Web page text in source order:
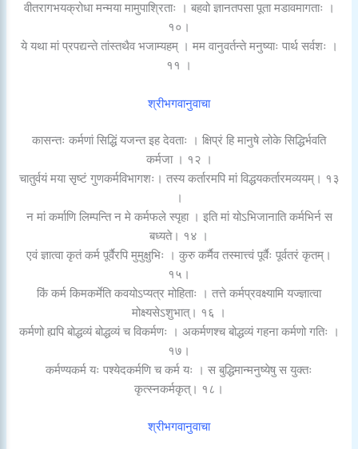
वीतरागभयक्रोधा मन्मया मामुपाश्रिताः । बहवो ज्ञानतपसा पूता मडावमागताः ।
१०।
ये यथा मां प्रपद्यन्ते तांस्तथैव भजाम्यहम् । मम वानुवर्तन्ते मनुष्याः पार्थ सर्वशः ।
११ ।
श्रीभगवानुवाचा
कासन्तः कर्मणां सिद्धिं यजन्त इह देवताः । क्षिप्रं हि मानुषे लोके सिद्धिर्भवति
कर्मजा । १२ ।
चातुर्वयं मया सृष्टं गुणकर्मविभागशः। तस्य कर्तारमपि मां विद्धयकर्तारमव्ययम्। १३
।
न मां कर्माणि लिम्पन्ति न मे कर्मफले स्पृहा । इति मां योऽभिजानाति कर्मभिर्न स
बध्यते। १४ ।
एवं ज्ञात्वा कृतं कर्म पूर्वैरपि मुमुक्षुभिः । कुरु कर्मैव तस्मात्त्वं पूर्वैः पूर्वतरं कृतम्।
१५।
किं कर्म किमकर्मेति कवयोऽप्यत्र मोहिताः । तत्ते कर्मप्रवक्ष्यामि यज्ज्ञात्वा
मोक्ष्यसेऽशुभात्। १६ ।
कर्मणो ह्यपि बोद्धव्यं बोद्धव्यं च विकर्मणः । अकर्मणश्च बोद्धव्यं गहना कर्मणो गतिः ।
१७।
कर्मण्यकर्म यः पश्येदकर्मणि च कर्म यः । स बुद्धिमान्मनुष्येषु स युक्तः
कृत्स्नकर्मकृत्। १८।
श्रीभगवानुवाचा